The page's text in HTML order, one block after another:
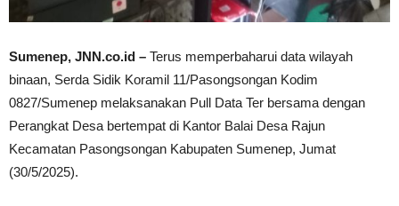
Sumenep, JNN.co.id – Terus memperbaharui data wilayah
binaan, Serda Sidik Koramil 11/Pasongsongan Kodim
0827/Sumenep melaksanakan Pull Data Ter bersama dengan
Perangkat Desa bertempat di Kantor Balai Desa Rajun
Kecamatan Pasongsongan Kabupaten Sumenep, Jumat
(30/5/2025).